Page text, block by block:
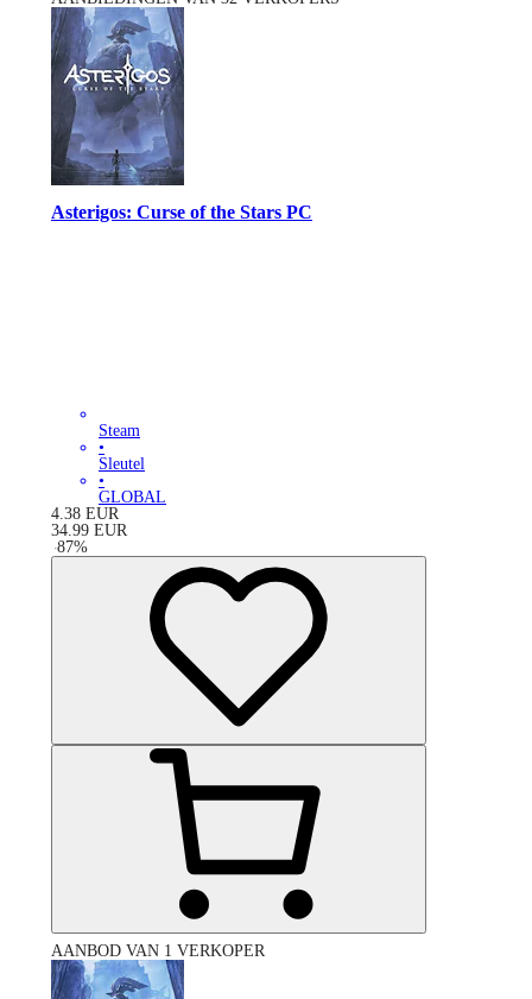
Asterigos: Curse of the Stars PC
Steam
•
Sleutel
•
GLOBAL
4.38 EUR
34.99 EUR
-87%
AANBOD VAN 1 VERKOPER